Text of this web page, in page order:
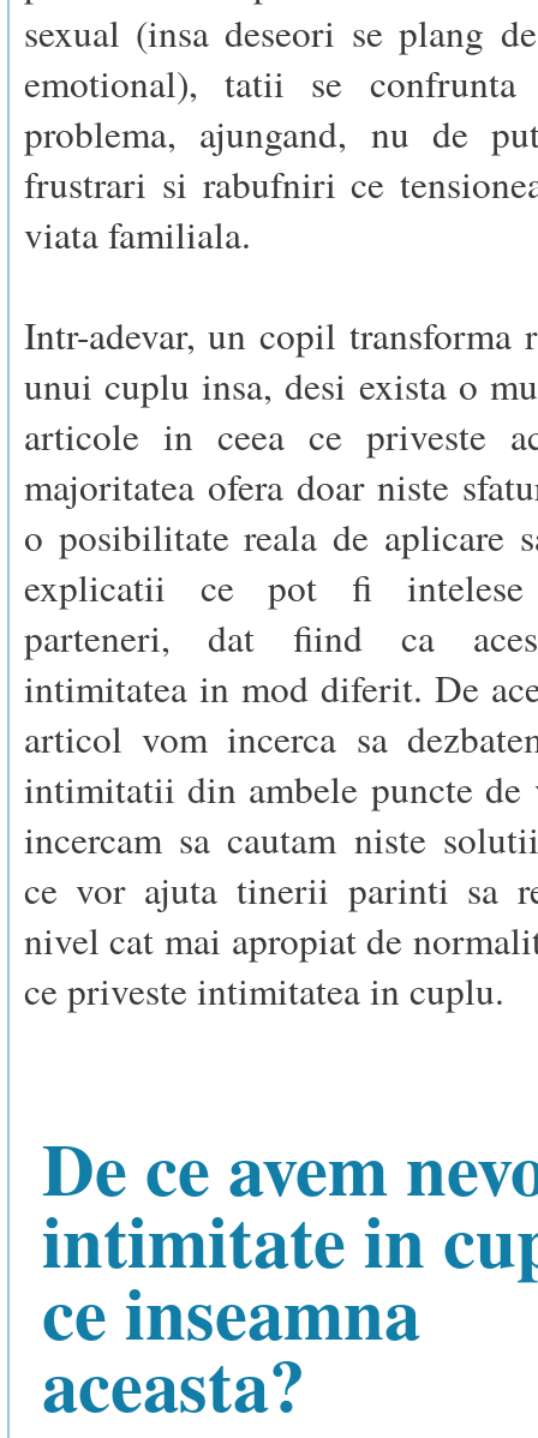
sexual (insa deseori se plang
emotional), tatii se confrunta
problema, ajungand, nu de
frustrari si rabufniri ce
viata familiala.
Intr-adevar, un copil transforma
unui cuplu insa, desi exista o
articole in ceea ce priveste
majoritatea ofera doar niste
o posibilitate reala de aplicare
explicatii ce pot fi
parteneri, dat fiind ca
intimitatea in mod diferit. De
articol vom incerca sa
intimitatii din ambele puncte de
incercam sa cautam niste
ce vor ajuta tinerii parinti sa
nivel cat mai apropiat de
ce priveste intimitatea in cuplu.
De ce avem
intimitate in
ce inseamna
aceasta?